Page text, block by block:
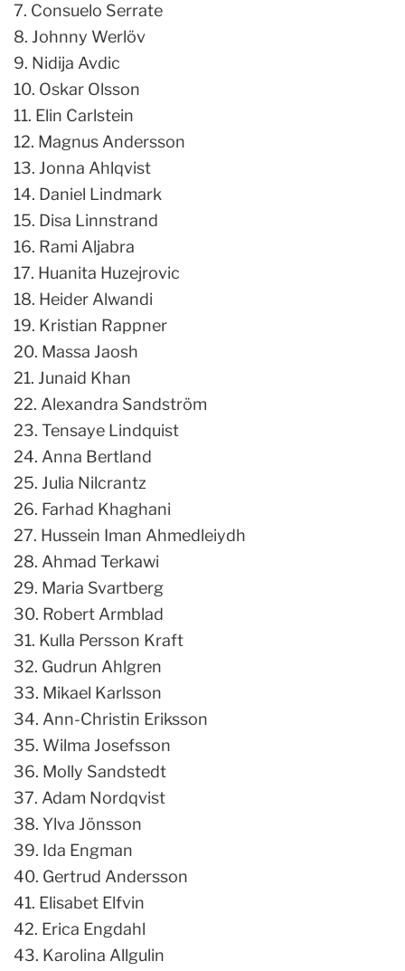
7. Consuelo Serrate
8. Johnny Werlöv
9. Nidija Avdic
10. Oskar Olsson
11. Elin Carlstein
12. Magnus Andersson
13. Jonna Ahlqvist
14. Daniel Lindmark
15. Disa Linnstrand
16. Rami Aljabra
17. Huanita Huzejrovic
18. Heider Alwandi
19. Kristian Rappner
20. Massa Jaosh
21. Junaid Khan
22. Alexandra Sandström
23. Tensaye Lindquist
24. Anna Bertland
25. Julia Nilcrantz
26. Farhad Khaghani
27. Hussein Iman Ahmedleiydh
28. Ahmad Terkawi
29. Maria Svartberg
30. Robert Armblad
31. Kulla Persson Kraft
32. Gudrun Ahlgren
33. Mikael Karlsson
34. Ann-Christin Eriksson
35. Wilma Josefsson
36. Molly Sandstedt
37. Adam Nordqvist
38. Ylva Jönsson
39. Ida Engman
40. Gertrud Andersson
41. Elisabet Elfvin
42. Erica Engdahl
43. Karolina Allgulin